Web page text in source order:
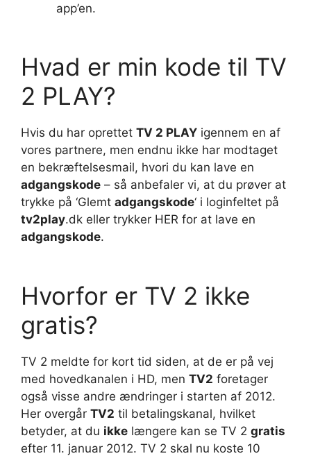
app’en.
Hvad er min kode til TV
2 PLAY?
Hvis du har oprettet TV 2 PLAY igennem en af
vores partnere, men endnu ikke har modtaget
en bekræftelsesmail, hvori du kan lave en
adgangskode – så anbefaler vi, at du prøver at
trykke på ‘Glemt adgangskode‘ i loginfeltet på
tv2play.dk eller trykker HER for at lave en
adgangskode.
Hvorfor er TV 2 ikke
gratis?
TV 2 meldte for kort tid siden, at de er på vej
med hovedkanalen i HD, men TV2 foretager
også visse andre ændringer i starten af 2012.
Her overgår TV2 til betalingskanal, hvilket
betyder, at du ikke længere kan se TV 2 gratis
efter 11. januar 2012. TV 2 skal nu koste 10